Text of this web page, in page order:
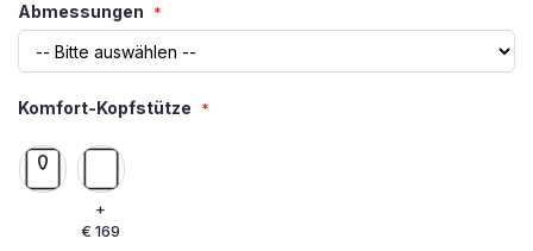
Abmessungen
Komfort-Kopfstütze
+
€ 169